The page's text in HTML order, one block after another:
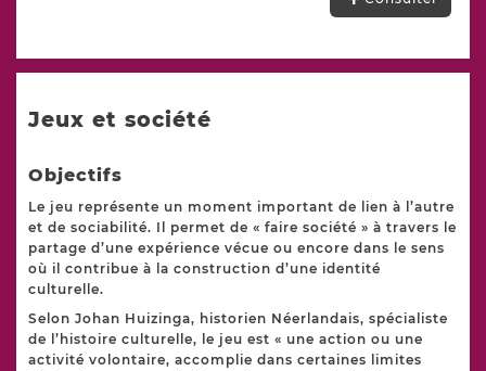
Jeux et société
Objectifs
Le jeu représente un moment important de lien à l’autre
et de sociabilité. Il permet de « faire société » à travers le
partage d’une expérience vécue ou encore dans le sens
où il contribue à la construction d’une identité
culturelle.
Selon Johan Huizinga, historien Néerlandais, spécialiste
de l’histoire culturelle, le jeu est « une action ou une
activité volontaire, accomplie dans certaines limites